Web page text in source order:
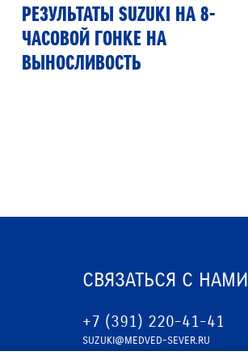
РЕЗУЛЬТАТЫ SUZUKI НА 8-
ЧАСОВОЙ ГОНКЕ НА
ВЫНОСЛИВОСТЬ
СВЯЗАТЬСЯ С НАМИ
+7 (391) 220-41-41
SUZUKI@MEDVED-SEVER.RU